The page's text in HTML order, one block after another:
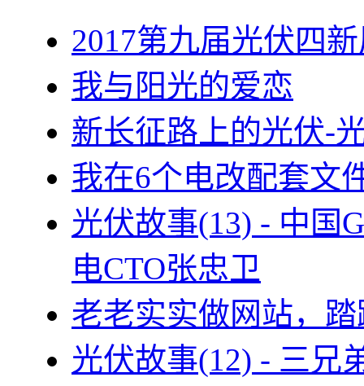
2017第九届光伏四
我与阳光的爱恋
新长征路上的光伏-
我在6个电改配套文
光伏故事(13) - 中国
电CTO张忠卫
老老实实做网站，
光伏故事(12) - 三兄